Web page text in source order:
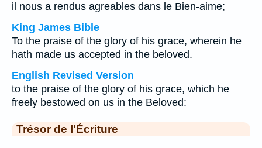
il nous a rendus agreables dans le Bien-aime;
King James Bible
To the praise of the glory of his grace, wherein he
hath made us accepted in the beloved.
English Revised Version
to the praise of the glory of his grace, which he
freely bestowed on us in the Beloved:
Trésor de l'Écriture